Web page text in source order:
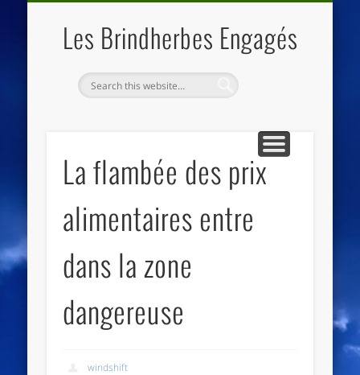
Les Brindherbes Engagés
La flambée des prix
alimentaires entre
dans la zone
dangereuse
windshift